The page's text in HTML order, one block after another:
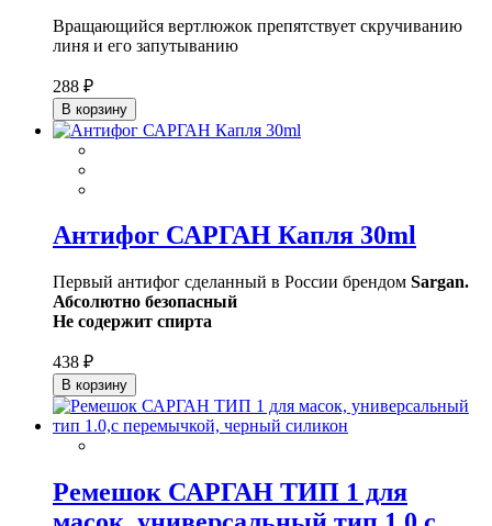
Вращающийся вертлюжок препятствует скручиванию
линя и его запутыванию
288 ₽
В корзину
Антифог САРГАН Капля 30ml
Первый антифог сделанный в России брендом Sargan.
Абсолютно безопасный
Не содержит спирта
438 ₽
В корзину
Ремешок САРГАН ТИП 1 для